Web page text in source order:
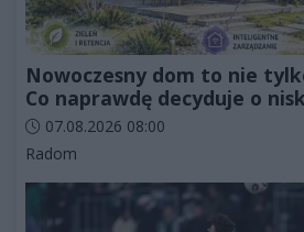
Nowoczesny dom to nie
Co naprawdę decyduje o
Data dodania artykułu:
07.08.2026 08:00
Kategorie artykułu:
Radom